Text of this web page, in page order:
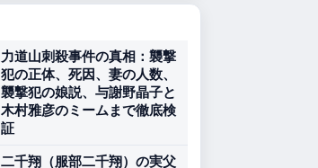
力道山刺殺事件の真相：襲撃
犯の正体、死因、妻の人数、
襲撃犯の娘説、与謝野晶子と
木村雅彦のミームまで徹底検
証
二千翔（服部二千翔）の実父